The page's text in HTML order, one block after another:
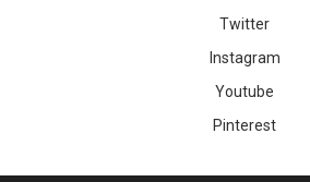
Twitter
Instagram
Youtube
Pinterest